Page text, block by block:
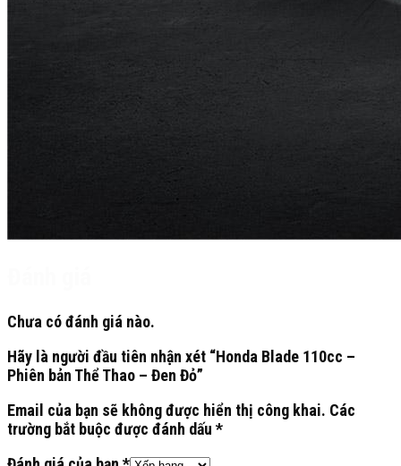
Chưa có đánh giá nào.
Hãy là người đầu tiên nhận xét “Honda Blade 110cc –
Phiên bản Thể Thao – Đen Đỏ”
Email của bạn sẽ không được hiển thị công khai. Các
trường bắt buộc được đánh dấu *